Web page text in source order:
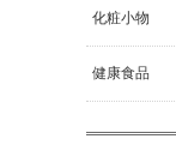
化粧小物
健康食品